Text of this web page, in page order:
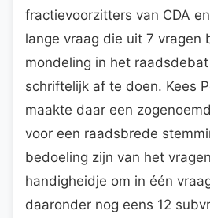
fractievoorzitters van CDA
lange vraag die uit 7 vragen
mondeling in het
schriftelijk af te doen. Kees
maakte daar een
voor een raadsbrede
bedoeling zijn van het
handigheidje om in één
daaronder nog eens 12